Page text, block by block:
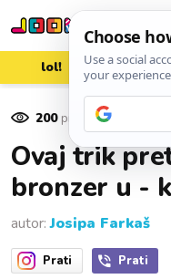
lol! aww
200pregleda
Ovaj trik
bronzer u -
autor:Josipa Farkaš
Prati Prati